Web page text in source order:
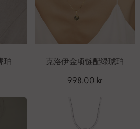
珀
克洛伊金项链配绿琥珀
998.00 kr